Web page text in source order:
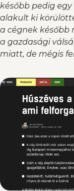
később pedig
alakult ki
a cégnek később
a gazdasági
miatt, de mégis